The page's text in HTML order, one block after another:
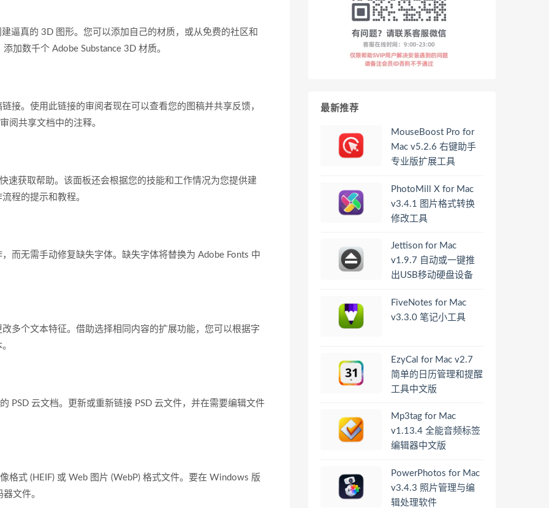
逼真的 3D 图形。您可以添加自己的材质，或从免费的社区和
加数千个 Adobe Substance 3D 材质。
接。使用此链接的审阅者现在可以查看您的图稿并共享反馈，
阅共享文档中的注释。
速获取帮助。该面板还会根据您的技能和工作情况为您提供建
程的提示和教程。
而无需手动修复缺失字体。缺失字体将替换为 Adobe Fonts 中
多个文本特征。借助选择相同内容的扩展功能，您可以根据字
PSD 云文档。更新或重新链接 PSD 云文件，并在需要编辑文件
格式 (HEIF) 或 Web 图片 (WebP) 格式文件。要在 Windows 版
文件。
最新推荐
MouseBoost Pro for
Mac v5.2.6 右键助手
专业版扩展工具
PhotoMill X for Mac
v3.4.1 图片格式转换
修改工具
Jettison for Mac
v1.9.7 自动或一键推
出USB移动硬盘设备
FiveNotes for Mac
v3.3.0 笔记小工具
EzyCal for Mac v2.7
简单的日历管理和提醒
工具中文版
Mp3tag for Mac
v1.13.4 全能音频标签
编辑器中文版
PowerPhotos for Mac
v3.4.3 照片管理与编
辑处理软件